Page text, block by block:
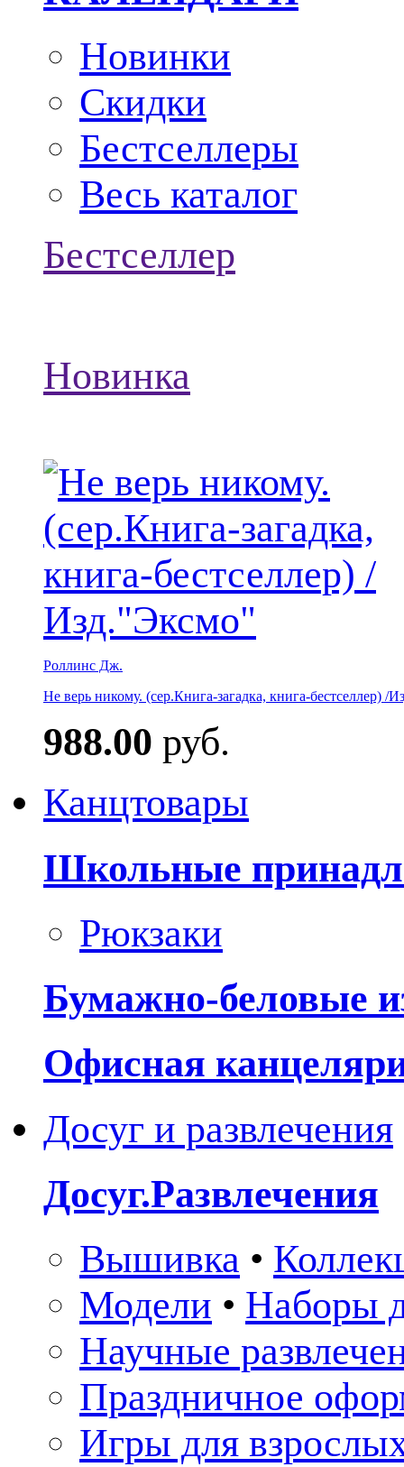
Новинки
Скидки
Бестселлеры
Весь каталог
Бестселлер
Новинка
Роллинс Дж.
Не верь никому. (сер.Книга-загадка, книга-бестселлер) /
988.00 руб.
Канцтовары
Школьные
Рюкзаки
Бумажно-беловые
Офисная
Досуг и развлечения
Досуг.Развлечения
Вышивка •
Модели • Наборы
Научные
Праздничное
Игры для